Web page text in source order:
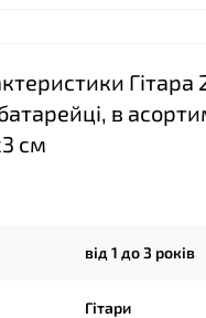
Гітара
в
см
від 1 до 3 років
Гітари